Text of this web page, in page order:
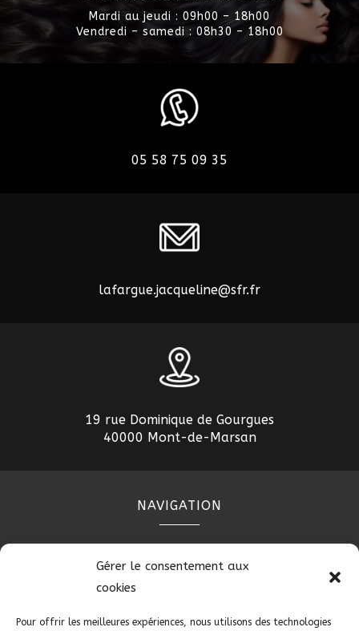
Gérer le consentement aux
cookies
Pour offrir les meilleures expériences, nous utilisons des technologies
Mardi au jeudi : 09h00 – 18h00
Vendredi – samedi : 08h30 – 18h00
05 58 75 09 35
lafargue.jacqueline@sfr.fr
19 rue Dominique de Gourgues
40000 Mont-de-Marsan
NAVIGATION